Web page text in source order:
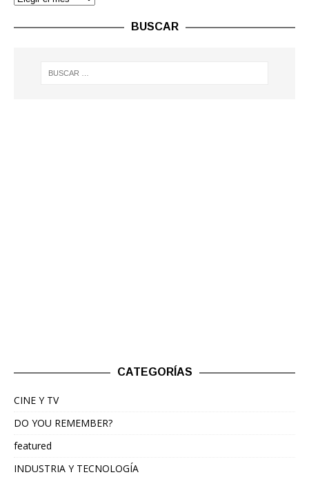
BUSCAR
CATEGORÍAS
CINE Y TV
DO YOU REMEMBER?
featured
INDUSTRIA Y TECNOLOGÍA